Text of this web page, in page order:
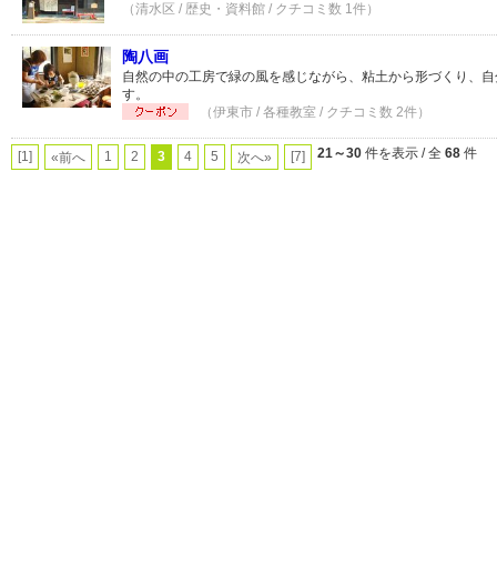
（清水区 / 歴史・資料館 / クチコミ数 1件）
陶八画
自然の中の工房で緑の風を感じながら、粘土から形づくり、
す。
（伊東市 / 各種教室 / クチコミ数 2件）
[1] «前へ 1 2 3 4 5 次へ» [7] 21～30 件を表示 / 全 68 件